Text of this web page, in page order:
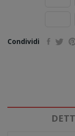
Condividi